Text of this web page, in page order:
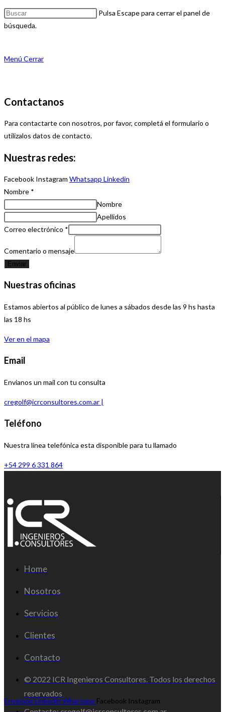
Pulsa Escape para cerrar el panel de
búsqueda.
Menú Cerrar
Contactanos
Para contactarte con nosotros, por favor, completá el formulario o
utilizalos datos de contacto.
Nuestras redes:
Facebook Instagram Whatsapp Linkedin
Nombre *
Nombre
Apellidos
Correo electrónico *
Comentario o mensaje
Enviar
Nuestras oficinas
Estamos abiertos al público de lunes a sábados desde las 9 hs hasta
las 18 hs
Ver en el mapa
Email
Envianos un mail con tu consulta
cregolf@icrconsultores.com.ar |
Teléfono
Nuestra línea telefónica esta disponible para tu llamado
+54 299 6 331 864
Home
Nosotros
Servicios
Clientes
Contacto
© 2022 ICR Ingenieros Consultores. Todos los derechos
reservados
EnvelopeLinkedin Whatsapp Facebook Instagram